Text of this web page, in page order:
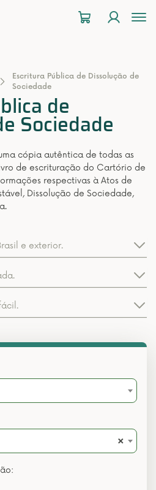
Escritura Pública de Dissolução de
Sociedade
de
Sociedade
cópia autêntica de todas as
de escrituração do Cartório de
respectivas à Atos de
Dissolução de Sociedade,
e exterior.
×